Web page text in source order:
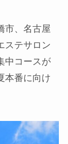
市、名古屋
ステサロン
中コースが
本番に向け